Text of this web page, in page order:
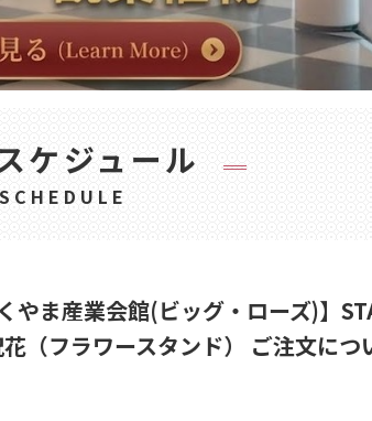
ケジュール
SCHEDULE
やま産業会館(ビッグ・ローズ)】
（フラワースタンド） ご注文につ